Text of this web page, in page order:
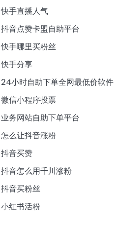
快手直播人气
抖音点赞卡盟自助平台
快手哪里买粉丝
快手分享
24小时自助下单全网最低价软件
微信小程序投票
业务网站自助下单平台
怎么让抖音涨粉
抖音买赞
抖音怎么用千川涨粉
抖音买粉丝
小红书活粉